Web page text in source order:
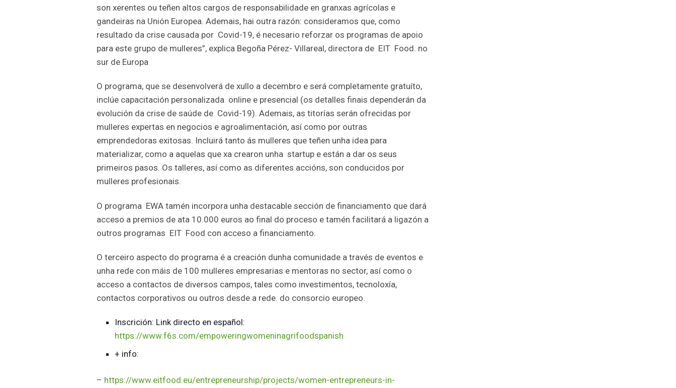
son xerentes ou teñen altos cargos de responsabilidade en granxas agrícolas e
gandeiras na Unión Europea. Ademais, hai outra razón: consideramos que, como
resultado da crise causada por Covid-19, é necesario reforzar os programas de apoio
para este grupo de mulleres”, explica Begoña Pérez- Villareal, directora de EIT Food. no
sur de Europa
O programa, que se desenvolverá de xullo a decembro e será completamente gratuíto,
inclúe capacitación personalizada online e presencial (os detalles finais dependerán da
evolución da crise de saúde de Covid-19). Ademais, as titorías serán ofrecidas por
mulleres expertas en negocios e agroalimentación, así como por outras
emprendedoras exitosas. Incluirá tanto ás mulleres que teñen unha idea para
materializar, como a aquelas que xa crearon unha startup e están a dar os seus
primeiros pasos. Os talleres, así como as diferentes accións, son conducidos por
mulleres profesionais.
O programa EWA tamén incorpora unha destacable sección de financiamento que dará
acceso a premios de ata 10.000 euros ao final do proceso e tamén facilitará a ligazón a
outros programas EIT Food con acceso a financiamento.
O terceiro aspecto do programa é a creación dunha comunidade a través de eventos e
unha rede con máis de 100 mulleres empresarias e mentoras no sector, así como o
acceso a contactos de diversos campos, tales como investimentos, tecnoloxía,
contactos corporativos ou outros desde a rede. do consorcio europeo.
Inscrición: Link directo en español:
https://www.f6s.com/empoweringwomeninagrifoodspanish
+ info:
– https://www.eitfood.eu/entrepreneurship/projects/women-entrepreneurs-in-